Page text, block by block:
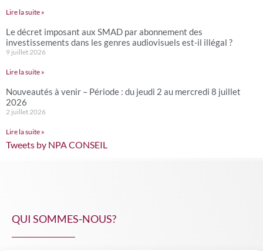
Lire la suite »
Le décret imposant aux SMAD par abonnement des
investissements dans les genres audiovisuels est-il illégal ?
9 juillet 2026
Lire la suite »
Nouveautés à venir – Période : du jeudi 2 au mercredi 8 juillet
2026
2 juillet 2026
Lire la suite »
Tweets by NPA CONSEIL
QUI SOMMES-NOUS?